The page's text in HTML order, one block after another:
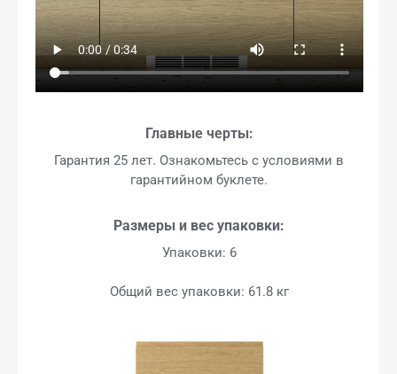
Главные черты:
Гарантия 25 лет. Ознакомьтесь с условиями в
гарантийном буклете.
Размеры и вес упаковки:
Упаковки: 6
Общий вес упаковки: 61.8 кг